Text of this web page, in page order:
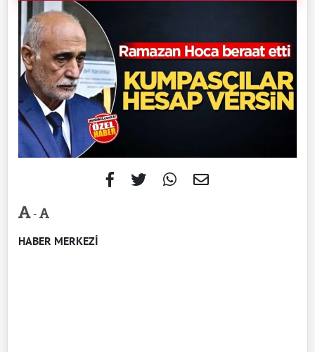
-
HABER MERKEZİ